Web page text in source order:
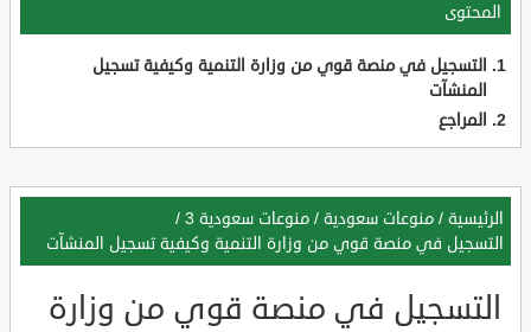
المحتوى
التسجيل في منصة قوي من وزارة التنمية وكيفية تسجيل
المنشآت
المراجع
الرئيسية / منوعات سعودية / منوعات سعودية 3
/
التسجيل في منصة قوي من وزارة التنمية وكيفية تسجيل المنشآت
التسجيل في منصة قوي من وزارة